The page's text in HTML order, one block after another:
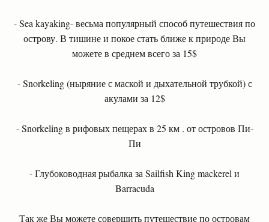
- Sea kayaking- весьма популярный способ путешествия по
острову. В тишине и покое стать ближе к природе Вы
можете в среднем всего за 15$
- Snorkeling (ныряние с маской и дыхательной трубкой) с
акулами за 12$
- Snorkeling в рифовых пещерах в 25 км . от островов Пи-
Пи
- Глубоководная рыбалка за Sailfish King mackerel и
Barracuda
Так же Вы можете совершить путешествие по островам